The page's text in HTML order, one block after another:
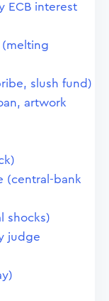
ECB interest
(melting
slush fund)
artwork
(central-bank
shocks)
judge